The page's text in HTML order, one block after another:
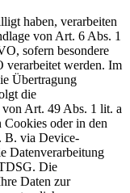
haben, verarbeiten
von Art. 6 Abs. 1
sofern besondere
verarbeitet werden. Im
Übertragung
die
Art. 49 Abs. 1 lit. a
oder in den
B. via Device-
Datenverarbeitung
Die
Daten zur